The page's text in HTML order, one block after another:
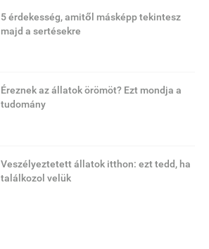
5 érdekesség, amitől másképp tekintesz
majd a sertésekre
Éreznek az állatok örömöt? Ezt mondja a
tudomány
Veszélyeztetett állatok itthon: ezt tedd, ha
találkozol velük